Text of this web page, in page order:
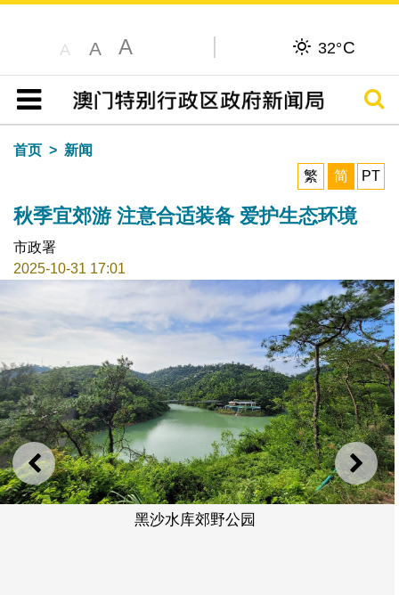
A A A 32°C
目录
搜寻
首页
新闻
繁
简 PT
秋季宜郊游 注意合适装备 爱护生态环境
市政署
2025-10-31 17:01
上一则 下一
黑沙水库郊野公园